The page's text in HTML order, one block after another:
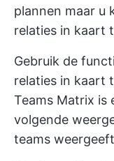
plannen maar u
relaties in kaart
Gebruik de
relaties in kaart
Teams Matrix is
volgende
teams weergeeft